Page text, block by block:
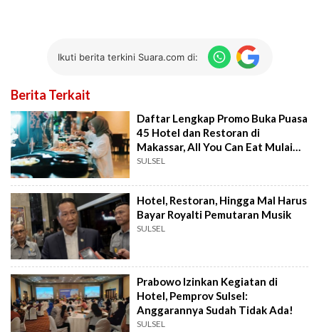
Ikuti berita terkini Suara.com di:
Berita Terkait
Daftar Lengkap Promo Buka Puasa
45 Hotel dan Restoran di
Makassar, All You Can Eat Mulai
49K
SULSEL
Hotel, Restoran, Hingga Mal Harus
Bayar Royalti Pemutaran Musik
SULSEL
Prabowo Izinkan Kegiatan di
Hotel, Pemprov Sulsel:
Anggarannya Sudah Tidak Ada!
SULSEL